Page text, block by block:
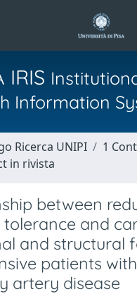
IRIS
Information
Ricerca UNIPI
1
in rivista
between
tolerance and
and structural
patients
artery disease